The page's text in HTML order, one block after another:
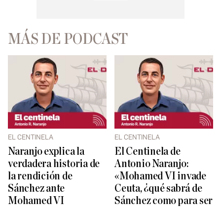
MÁS DE PODCAST
EL CENTINELA
Naranjo explica la
verdadera historia de
la rendición de
Sánchez ante
Mohamed VI
EL CENTINELA
El Centinela de
Antonio Naranjo:
«Mohamed VI invade
Ceuta, ¿qué sabrá de
Sánchez como para ser